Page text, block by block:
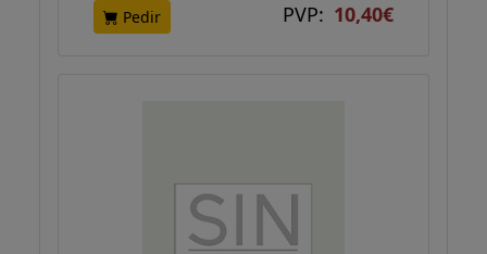
Pedir PVP: 10,40€